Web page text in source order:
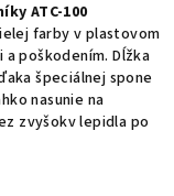
ATC-100
farby v plastovom
poškodením. Dĺžka
špeciálnej spone
nasunie na
zvyšokv lepidla po